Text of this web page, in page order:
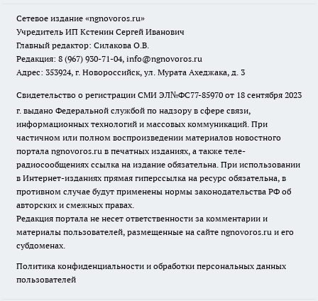
Сетевое издание «ngnovoros.ru»
Учредитель ИП Кстенин Сергей Иванович
Главный редактор: Силакова О.В.
Редакция: 8 (967) 930-71-04, info@ngnovoros.ru
Адрес: 353924, г. Новороссийск, ул. Мурата Ахеджака, д. 3
Свидетельство о регистрации СМИ ЭЛ№ФС77-85970 от 18 сентября 2023
г. выдано Федеральной службой по надзору в сфере связи,
информационных технологий и массовых коммуникаций. При
частичном или полном воспроизведении материалов новостного
портала ngnovoros.ru в печатных изданиях, а также теле-
радиосообщениях ссылка на издание обязательна. При использовании
в Интернет-изданиях прямая гиперссылка на ресурс обязательна, в
противном случае будут применены нормы законодательства РФ об
авторских и смежных правах.
Редакция портала не несет ответственности за комментарии и
материалы пользователей, размещенные на сайте ngnovoros.ru и его
субдоменах.
Политика конфиденциальности и обработки персональных данных
пользователей